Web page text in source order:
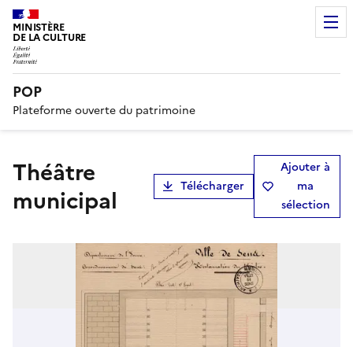
MINISTÈRE
DE LA CULTURE
POP
Plateforme ouverte du patrimoine
théâtre
municipal
Télécharger
Ajouter à
ma
sélection